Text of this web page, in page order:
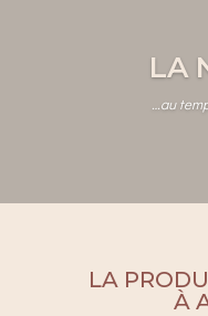
LA
…au
LA
À